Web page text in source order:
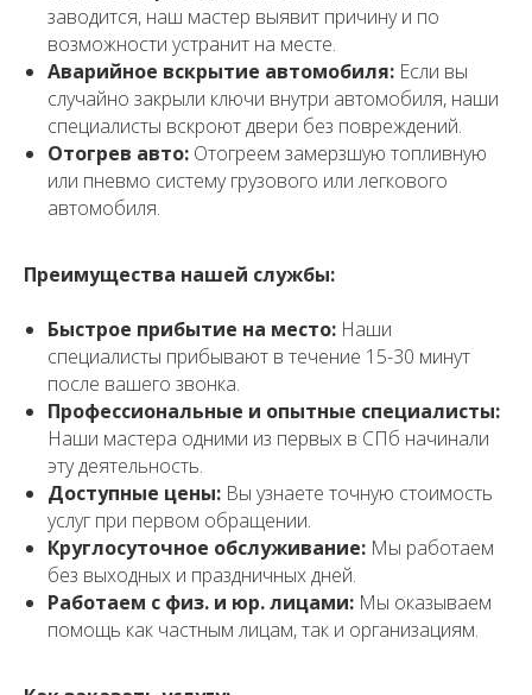
заводится, наш мастер выявит причину и по
возможности устранит на месте.
Аварийное вскрытие автомобиля: Если вы
случайно закрыли ключи внутри автомобиля, наши
специалисты вскроют двери без повреждений.
Отогрев авто: Отогреем замерзшую топливную
или пневмо систему грузового или легкового
автомобиля.
Преимущества нашей службы:
Быстрое прибытие на место: Наши
специалисты прибывают в течение 15-30 минут
после вашего звонка.
Профессиональные и опытные специалисты:
Наши мастера одними из первых в СПб начинали
эту деятельность.
Доступные цены: Вы узнаете точную стоимость
услуг при первом обращении.
Круглосуточное обслуживание: Мы работаем
без выходных и праздничных дней.
Работаем с физ. и юр. лицами: Мы оказываем
помощь как частным лицам, так и организациям.